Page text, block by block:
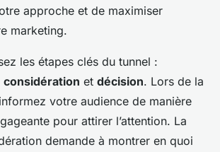
approche et de maximiser
marketing.
les étapes clés du tunnel :
considération et décision. Lors de la
votre audience de manière
pour attirer l’attention. La
demande à montrer en quoi